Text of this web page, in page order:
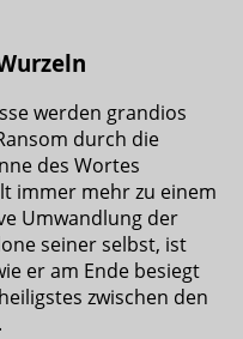
werden grandios
durch die
des Wortes
immer mehr zu einem
Umwandlung der
seiner selbst, ist
er am Ende besiegt
zwischen den